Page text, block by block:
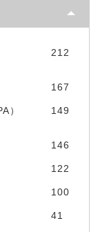
212
167
）
149
146
122
100
41